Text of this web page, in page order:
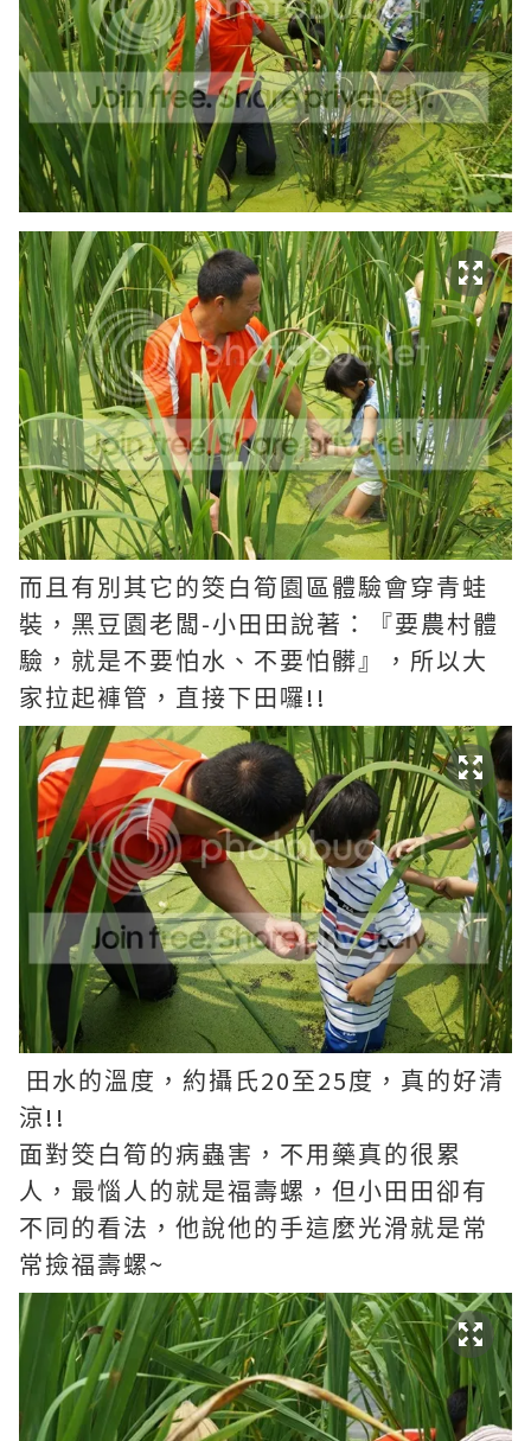
而且有別其它的筊白筍園區體驗會穿青蛙
裝，黑豆園老闆-小田田說著：『要農村體
驗，就是不要怕水、不要怕髒』，所以大
家拉起褲管，直接下田囉!!
田水的溫度，約攝氏20至25度，真的好清
涼!!
面對筊白筍的病蟲害，不用藥真的很累
人，最惱人的就是福壽螺，但小田田卻有
不同的看法，他說他的手這麼光滑就是常
常撿福壽螺~